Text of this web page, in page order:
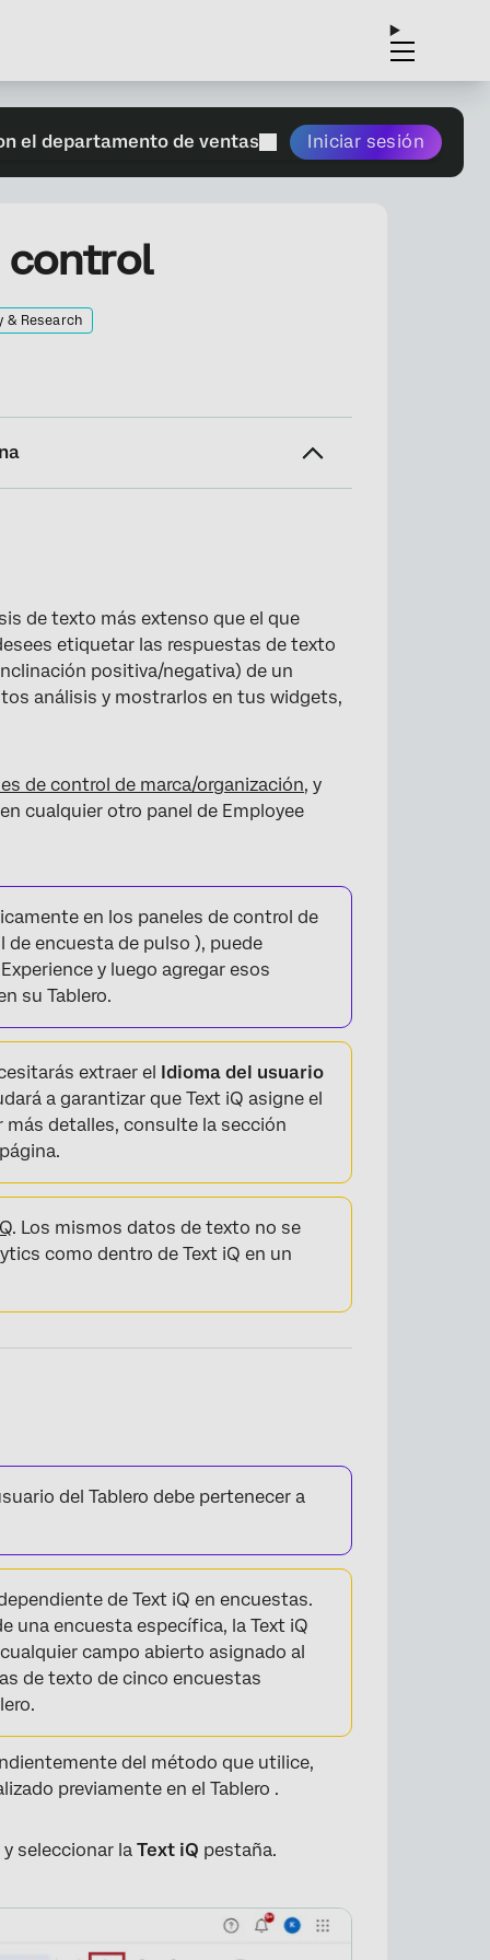
el departamento de ventas Iniciar sesión
control
& Research
de texto más extenso que el que
etiquetar las respuestas de texto
positiva/negativa) de un
análisis y mostrarlos en tus widgets,
de control de marca/organización, y
cualquier otro panel de Employee
en los paneles de control de
de encuesta de pulso ), puede
y luego agregar esos
su Tablero.
extraer el Idioma del usuario
a garantizar que Text iQ asigne el
detalles, consulte la sección
. Los mismos datos de texto no se
como dentro de Text iQ en un
del Tablero debe pertenecer a
de Text iQ en encuestas.
una encuesta específica, la Text iQ
campo abierto asignado al
de texto de cinco encuestas
del método que utilice,
previamente en el Tablero .
y seleccionar laText iQ pestaña.